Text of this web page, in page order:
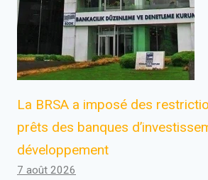
La BRSA a imposé des
prêts des banques
développement
7 août 2026